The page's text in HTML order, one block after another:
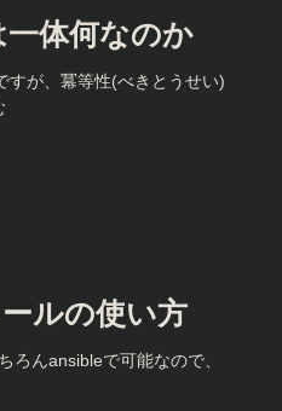
体何なのか
すが、冪等性(べきとうせい)
ルの使い方
ろんansibleで可能なので、